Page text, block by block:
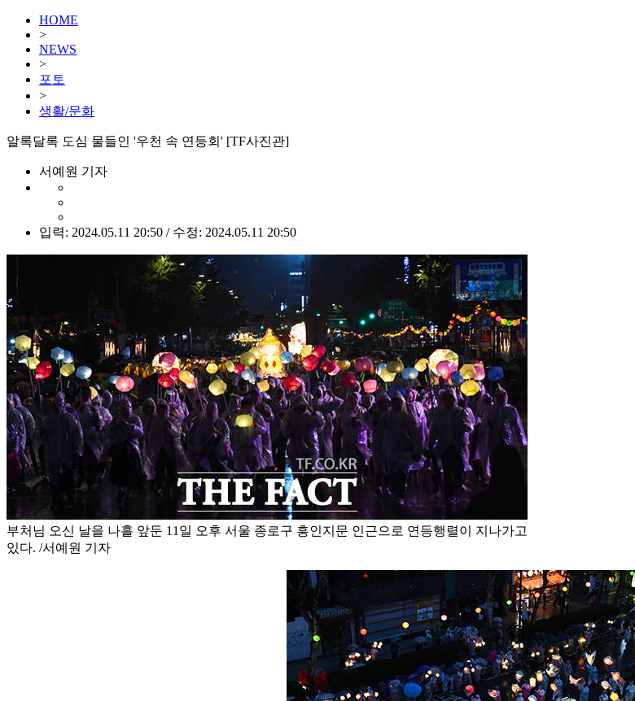
HOME
>
NEWS
>
포토
>
생활/문화
알록달록 도심 물들인 '우천 속 연등회' [TF사진관]
서예원 기자
입력: 2024.05.11 20:50 / 수정: 2024.05.11 20:50
부처님 오신 날을 나흘 앞둔 11일 오후 서울 종로구 흥인지문 인근으로 연등행렬이 지나가고
있다. /서예원 기자